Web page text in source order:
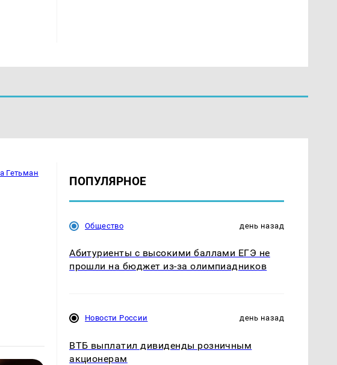
Гетьман
ПОПУЛЯРНОЕ
Общество день назад
Абитуриенты с высокими баллами ЕГЭ не
прошли на бюджет из-за олимпиадников
Новости России день назад
ВТБ выплатил дивиденды розничным
акционерам